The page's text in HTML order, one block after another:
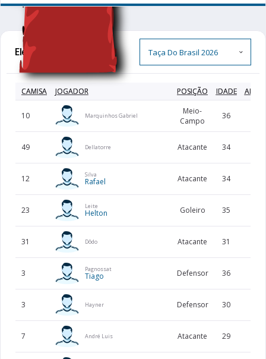
Elenco Completo
CAMISA JOGADOR POSIÇÃO IDADE
10 Marquinhos Gabriel
Meio-
Campo
36
49 Dellatorre Atacante 34
12 Silva
Rafael Atacante 34
23 Leite
Helton Goleiro 35
31 Dôdo Atacante 31
3 Pagnossat
Tiago Defensor 36
3 Hayner Defensor 30
7 André Luis Atacante 29